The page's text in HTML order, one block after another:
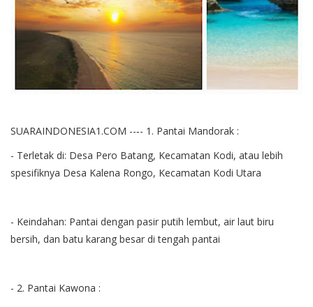
SUARAINDONESIA1.COM --‐- 1. Pantai Mandorak :
- Terletak di: Desa Pero Batang, Kecamatan Kodi, atau lebih
spesifiknya Desa Kalena Rongo, Kecamatan Kodi Utara
- Keindahan: Pantai dengan pasir putih lembut, air laut biru
bersih, dan batu karang besar di tengah pantai
- 2. Pantai Kawona :